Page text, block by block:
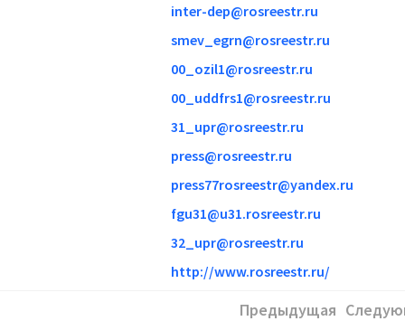
inter-dep@rosreestr.ru
smev_egrn@rosreestr.ru
00_ozil1@rosreestr.ru
00_uddfrs1@rosreestr.ru
31_upr@rosreestr.ru
press@rosreestr.ru
press77rosreestr@yandex.ru
fgu31@u31.rosreestr.ru
32_upr@rosreestr.ru
http://www.rosreestr.ru/
Предыдущая